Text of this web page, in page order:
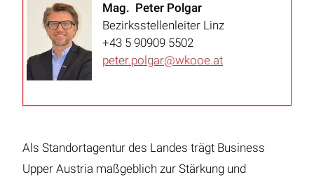
Mag. Peter Polgar
Bezirksstellenleiter Linz
+43 5 90909 5502
peter.polgar@wkooe.at
Als Standortagentur des Landes trägt Business
Upper Austria maßgeblich zur Stärkung und